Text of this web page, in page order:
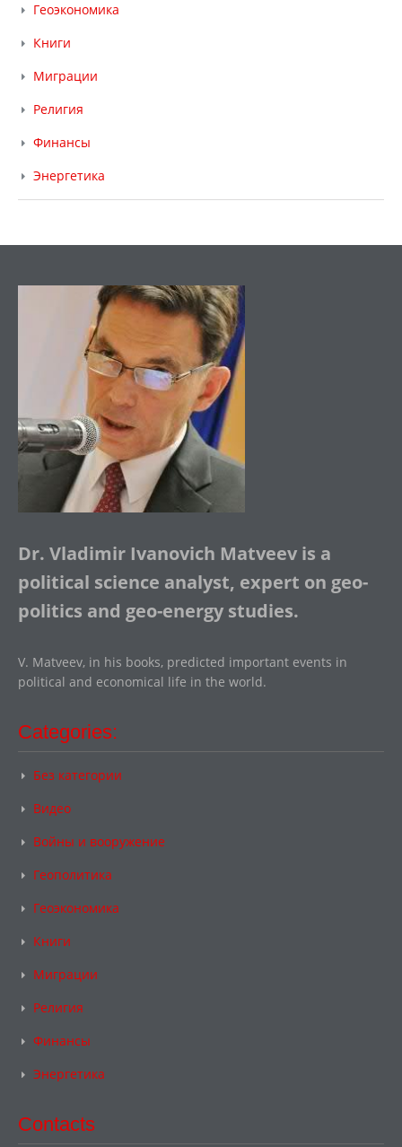
Геоэкономика
Книги
Миграции
Религия
Финансы
Энергетика
Dr. Vladimir Ivanovich Matveev is a
political science analyst, expert on geo-
politics and geo-energy studies.
V. Matveev, in his books, predicted important events in
political and economical life in the world.
Categories:
Без категории
Видео
Войны и вооружение
Геополитика
Геоэкономика
Книги
Миграции
Религия
Финансы
Энергетика
Contacts